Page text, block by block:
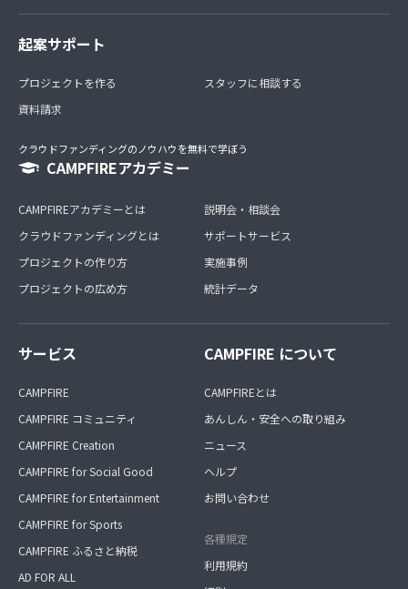
起案サポート
プロジェクトを作る
資料請求
スタッフに相談する
クラウドファンディングのノウハウを無料で学ぼう
CAMPFIREアカデミー
CAMPFIREアカデミーとは
クラウドファンディングとは
プロジェクトの作り方
プロジェクトの広め方
説明会・相談会
サポートサービス
実施事例
統計データ
サービス
CAMPFIRE
CAMPFIRE コミュニティ
CAMPFIRE Creation
CAMPFIRE for Social Good
CAMPFIRE for Entertainment
CAMPFIRE for Sports
CAMPFIRE ふるさと納税
AD FOR ALL
CAMPFIRE について
CAMPFIREとは
あんしん・安全への取り組み
ニュース
ヘルプ
お問い合わせ
各種規定
利用規約